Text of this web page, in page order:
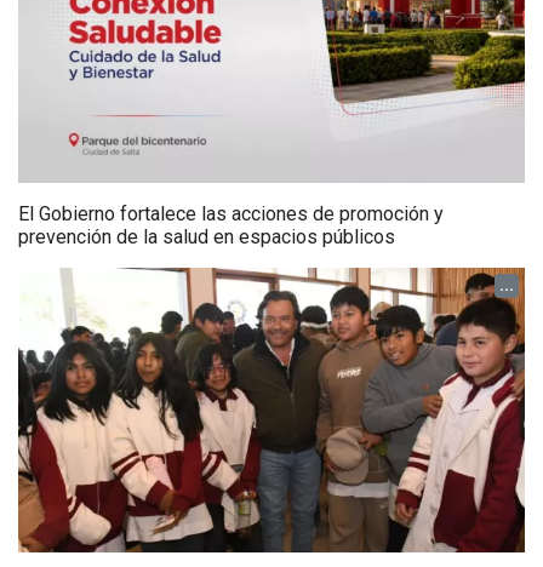
El Gobierno fortalece las acciones de promoción y
prevención de la salud en espacios públicos
...